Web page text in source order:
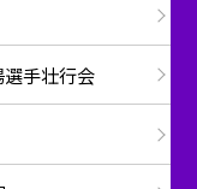
手壮行会